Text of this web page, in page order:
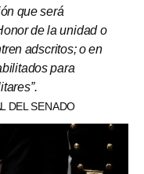
que será
de la unidad o
adscritos; o en
para
DEL SENADO